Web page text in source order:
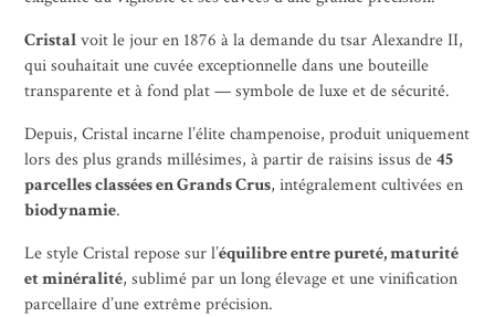
Cristalvoit le jour en 1876 à la demande du tsar Alexandre II,
qui souhaitait une cuvée exceptionnelle dans une bouteille
transparente et à fond plat — symbole de luxe et de sécurité.
Depuis, Cristal incarne l’élite champenoise, produit uniquement
lors des plus grands millésimes, à partir de raisins issus de45
parcelles classées en Grands Crus, intégralement cultivées en
biodynamie.
Le style Cristal repose sur l’équilibre entre pureté, maturité
et minéralité, sublimé par un long élevage et une vinification
parcellaire d’une extrême précision.